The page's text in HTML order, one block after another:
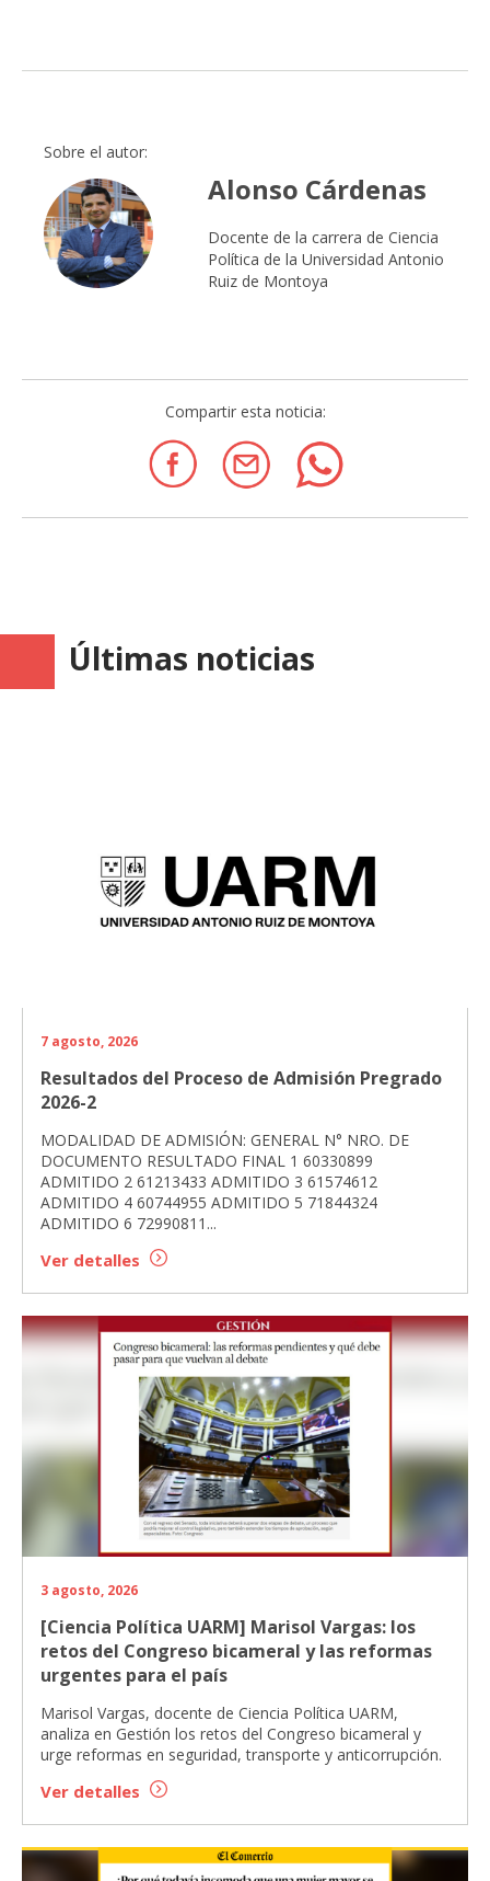
Sobre el autor:
Alonso Cárdenas
Docente de la carrera de Ciencia
Política de la Universidad Antonio
Ruiz de Montoya
Compartir esta noticia:
Últimas noticias
7 agosto, 2026
Resultados del Proceso de Admisión Pregrado
2026-2
MODALIDAD DE ADMISIÓN: GENERAL N° NRO. DE
DOCUMENTO RESULTADO FINAL 1 60330899
ADMITIDO 2 61213433 ADMITIDO 3 61574612
ADMITIDO 4 60744955 ADMITIDO 5 71844324
ADMITIDO 6 72990811...
Ver detalles
3 agosto, 2026
[Ciencia Política UARM] Marisol Vargas: los
retos del Congreso bicameral y las reformas
urgentes para el país
Marisol Vargas, docente de Ciencia Política UARM,
analiza en Gestión los retos del Congreso bicameral y
urge reformas en seguridad, transporte y anticorrupción.
Ver detalles